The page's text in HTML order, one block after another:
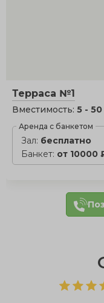
Терраса №1
Вместимость: 5 -
Аренда с банкетом
Зал: бесплатно
Банкет: от 10000